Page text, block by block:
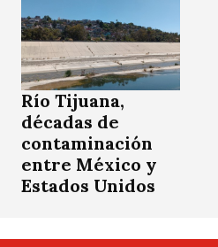
Río Tijuana,
décadas de
contaminación
entre México y
Estados Unidos